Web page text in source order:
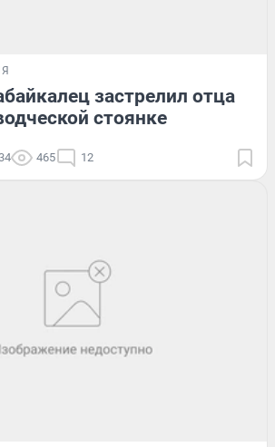
застрелил отца
стоянке
465 12